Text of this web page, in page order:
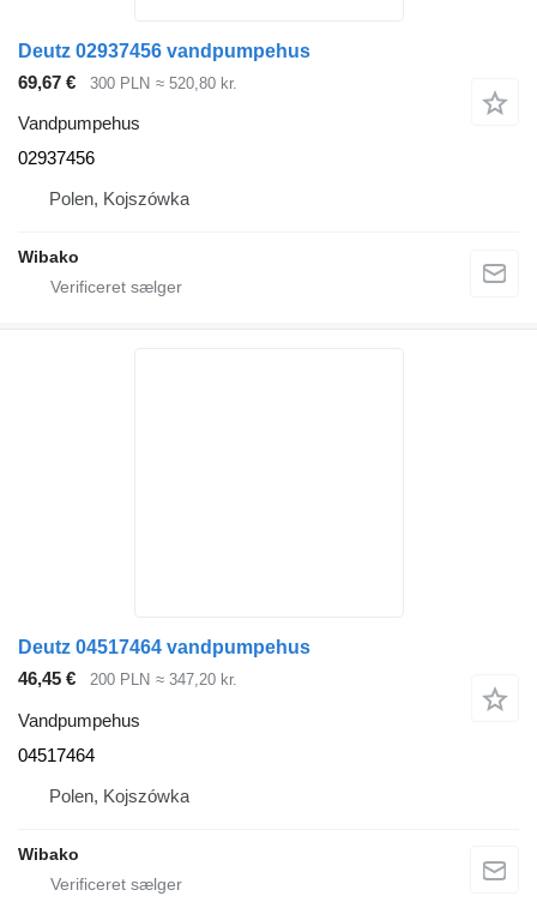
Deutz 02937456 vandpumpehus
69,67 €
300 PLN ≈ 520,80 kr.
Vandpumpehus
02937456
Polen, Kojszówka
Wibako
Deutz 04517464 vandpumpehus
46,45 €
200 PLN ≈ 347,20 kr.
Vandpumpehus
04517464
Polen, Kojszówka
Wibako